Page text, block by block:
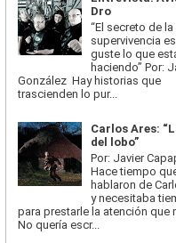
Dro
“El secreto de la
supervivencia
guste lo que
haciendo” Por:
González Hay historias que
trascienden lo pur...
Carlos Ares:
del lobo”
Por: Javier
Hace tiempo
hablaron de
y necesitaba
para prestarle la atención que
No quería escr...